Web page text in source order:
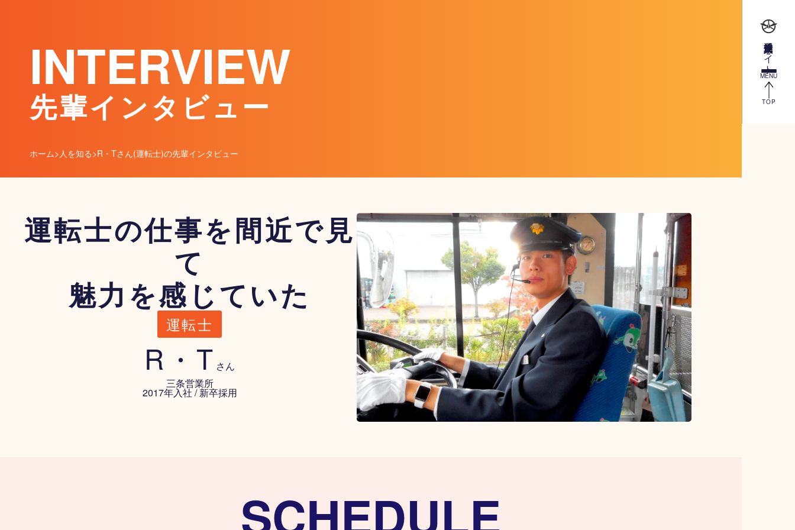
INTERVIEW
先輩インタビュー
ホーム>人を知る>R・Tさん(運転士)の先輩インタビュー
運転士の仕事を間近で見
て
魅力を感じていた
運転士
R・T
三条営業所
2017年入社 / 新卒採用
SCHEDULE
越後交通 求人専用サイト